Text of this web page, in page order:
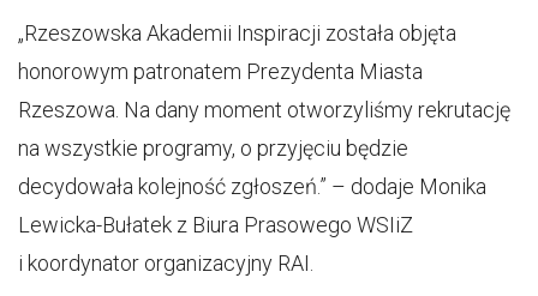
„Rzeszowska Akademii Inspiracji została objęta
honorowym patronatem Prezydenta Miasta
Rzeszowa. Na dany moment otworzyliśmy rekrutację
na wszystkie programy, o przyjęciu będzie
decydowała kolejność zgłoszeń.” – dodaje Monika
Lewicka-Bułatek z Biura Prasowego WSIiZ
i koordynator organizacyjny RAI.